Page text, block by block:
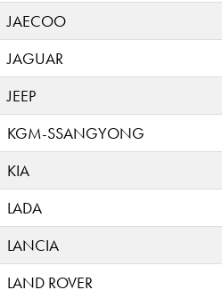
JAECOO
JAGUAR
JEEP
KGM-SSANGYONG
KIA
LADA
LANCIA
LAND ROVER